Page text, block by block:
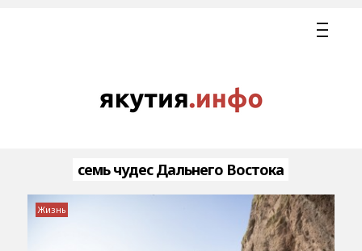
семь чудес Дальнего Востока
Жизнь